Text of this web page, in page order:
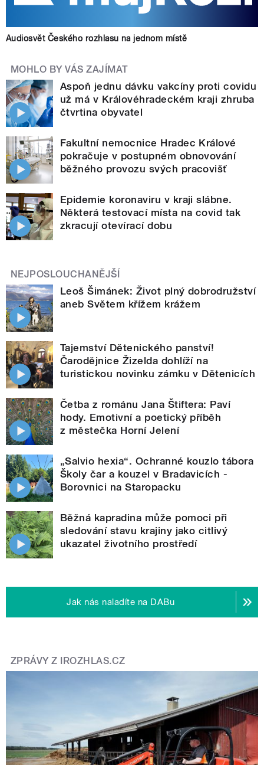
Audiosvět Českého rozhlasu na jednom místě
MOHLO BY VÁS ZAJÍMAT
Aspoň jednu dávku vakcíny proti covidu
už má v Královéhradeckém kraji zhruba
čtvrtina obyvatel
Fakultní nemocnice Hradec Králové
pokračuje v postupném obnovování
běžného provozu svých pracovišť
Epidemie koronaviru v kraji slábne.
Některá testovací místa na covid tak
zkracují otevírací dobu
NEJPOSLOUCHANĚJŠÍ
Leoš Šimánek: Život plný dobrodružství
aneb Světem křížem krážem
Tajemství Dětenického panství!
Čarodějnice Žizelda dohlíží na
turistickou novinku zámku v Dětenicích
Četba z románu Jana Štiftera: Paví
hody. Emotivní a poetický příběh
z městečka Horní Jelení
„Salvio hexia“. Ochranné kouzlo tábora
Školy čar a kouzel v Bradavicích -
Borovnici na Staropacku
Běžná kapradina může pomoci při
sledování stavu krajiny jako citlivý
ukazatel životního prostředí
Jak nás naladíte na DABu
ZPRÁVY Z IROZHLAS.CZ